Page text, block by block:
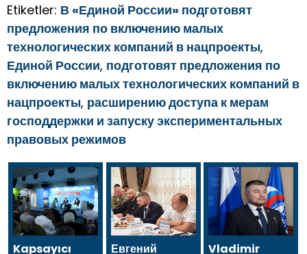
Etiketler: В «Единой России» подготовят
предложения по включению малых
технологических компаний в нацпроекты,
Единой России, подготовят предложения по
включению малых технологических компаний в
нацпроекты, расширению доступа к мерам
господдержки и запуску экспериментальных
правовых режимов
Kapsayıcı
Евгений
Vladimir